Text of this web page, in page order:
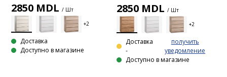
2850 MDL / Шт
Доставка
Доступно в магазине
2850 MDL / Шт
Доставка
-
получить
уведомление
Доступно в магазине